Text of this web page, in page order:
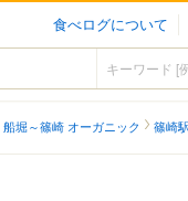
食べログについて
船堀～篠崎 オーガニック 篠崎